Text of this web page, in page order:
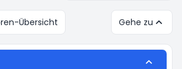
Übersicht Gehe zu